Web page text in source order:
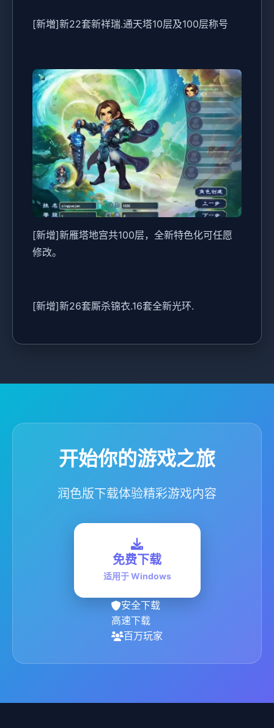
[新増]新22套新祥瑞.通天塔10层及100层称号
[新增]新雁塔地宫共100层，全新特色化可任愿
修改。
[新增]新26套厮杀锦衣.16套全新光环.
开始你的游戏之旅
润色版下载体验精彩游戏内容
免费下载
适用于 Windows
安全下载
高速下载
百万玩家